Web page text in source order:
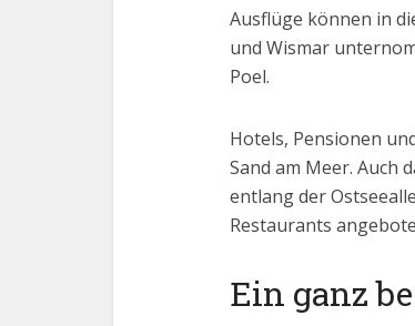
Ausflüge können in
und Wismar
Poel.
Hotels, Pensionen
Sand am Meer. Auch
entlang der
Restaurants
Ein ganz